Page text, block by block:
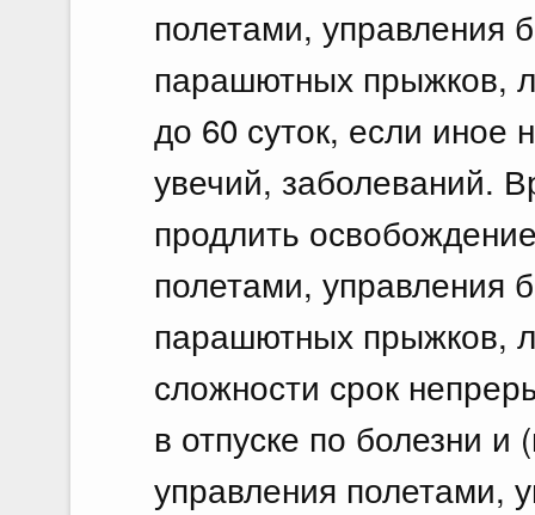
полетами, управления
парашютных прыжков,
до 60 суток, если иное
увечий, заболеваний.
продлить
полетами, управления
парашютных прыжков,
сложности срок
в отпуске по болезни
управления полетами,